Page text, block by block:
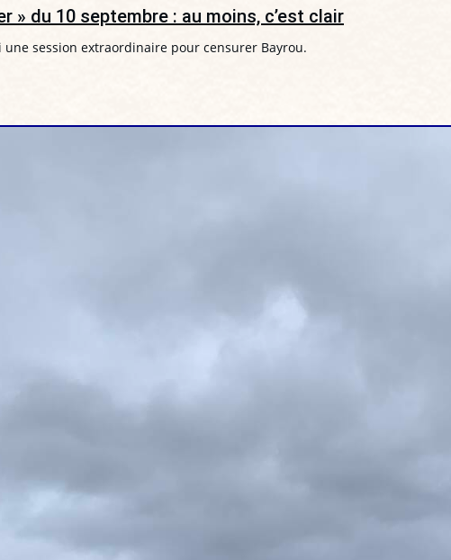
du 10 septembre : au moins, c’est clair
session extraordinaire pour censurer Bayrou.